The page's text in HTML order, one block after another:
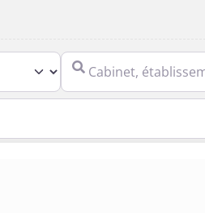
Cabinet, établissement ...